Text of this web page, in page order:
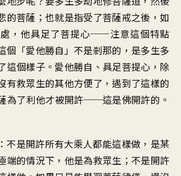
的菩薩 ； 也就是指受了菩薩戒之後 ，如
， 他具足了菩提心──注意這個特點
個「愛他勝自」不是剎那的 ， 是多生多
這個樣子 。 愛他勝自、具足菩提心 ， 除
有救眾生的其他方便了 ，遇到了這樣的
為了利他才被開許──這是佛開許的 。
： 不是開許所有大乘人都能這樣做 ， 是某
端的情況下 ， 他是為救眾生 ； 不是開許